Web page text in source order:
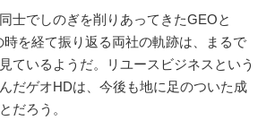
士でしのぎを削りあってきたGEOと
時を経て振り返る両社の軌跡は、まるで
ているようだ。リユースビジネスという
だゲオHDは、今後も地に足のついた成
だろう。